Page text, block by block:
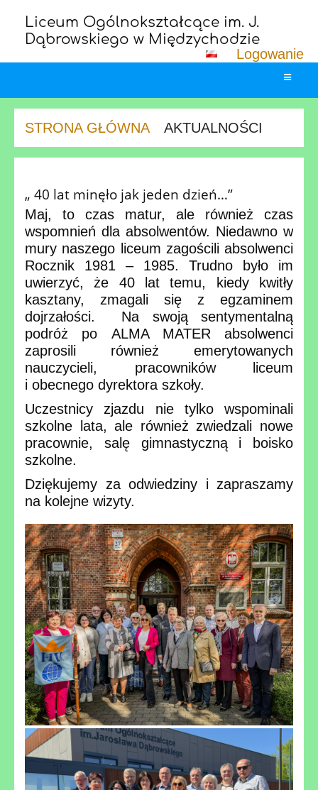
Liceum Ogólnokształcące im. J.
Dąbrowskiego w Międzychodzie
Logowanie
STRONA GŁÓWNA AKTUALNOŚCI
„ 40 lat minęło jak jeden dzień…”
Maj, to czas matur, ale również czas
wspomnień dla absolwentów. Niedawno w
mury naszego liceum zagościli absolwenci
Rocznik 1981 – 1985. Trudno było im
uwierzyć, że 40 lat temu, kiedy kwitły
kasztany, zmagali się z egzaminem
dojrzałości. Na swoją sentymentalną
podróż po ALMA MATER absolwenci
zaprosili również emerytowanych
nauczycieli, pracowników liceum
i obecnego dyrektora szkoły.
Uczestnicy zjazdu nie tylko wspominali
szkolne lata, ale również zwiedzali nowe
pracownie, salę gimnastyczną i boisko
szkolne.
Dziękujemy za odwiedziny i zapraszamy
na kolejne wizyty.